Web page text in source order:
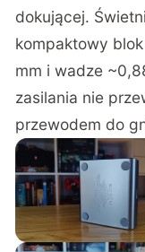
dokującej.
kompaktowy blok
mm i wadze
zasilania nie
przewodem do